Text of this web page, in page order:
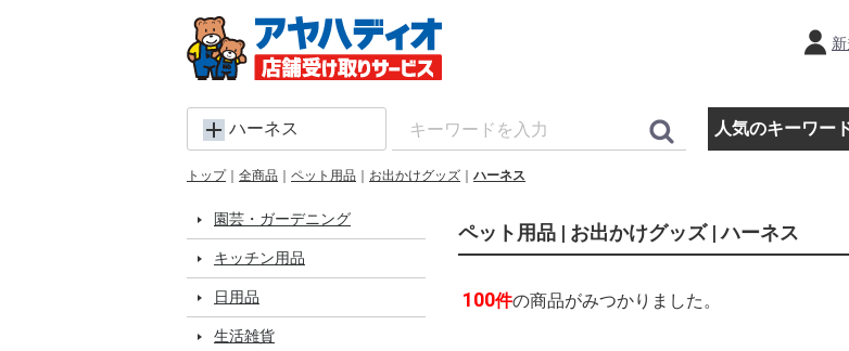
ハーネス 人気のキーワー
トップ 全商品 ペット用品 お出かけグッズ ハーネス
園芸・ガーデニング
キッチン用品
日用品
生活雑貨
ペット用品 | お出かけグッズ | ハーネス
100件の商品がみつかりました。